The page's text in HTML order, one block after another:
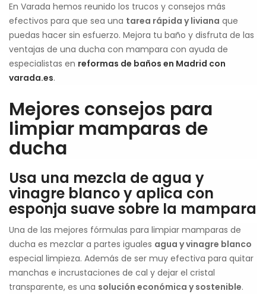
En Varada hemos reunido los trucos y consejos más
efectivos para que sea una tarea rápida y liviana que
puedas hacer sin esfuerzo. Mejora tu baño y disfruta de las
ventajas de una ducha con mampara con ayuda de
especialistas en reformas de baños en Madrid con
varada.es.
Mejores consejos para
limpiar mamparas de
ducha
Usa una mezcla de agua y
vinagre blanco y aplica con
esponja suave sobre la mampara
Una de las mejores fórmulas para limpiar mamparas de
ducha es mezclar a partes iguales agua y vinagre blanco
especial limpieza. Además de ser muy efectiva para quitar
manchas e incrustaciones de cal y dejar el cristal
transparente, es una solución económica y sostenible.